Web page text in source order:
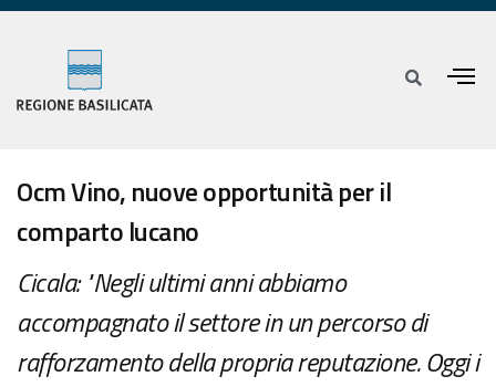
Ocm Vino, nuove opportunità per il
comparto lucano
Cicala: "Negli ultimi anni abbiamo
accompagnato il settore in un percorso di
rafforzamento della propria reputazione. Oggi i